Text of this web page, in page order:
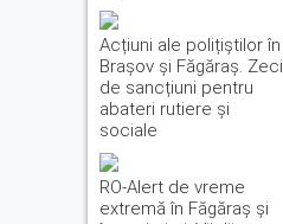
Acțiuni ale polițiștilor în
Brașov și Făgăraș. Zeci
de sancțiuni pentru
abateri rutiere și
sociale
RO-Alert de vreme
extremă în Făgăraș și